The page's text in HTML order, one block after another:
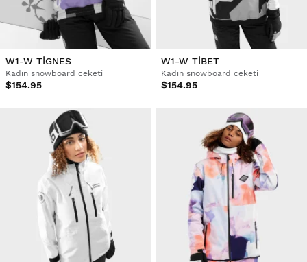
W1-W TIGNES
Kadın snowboard ceketi
$154.95
W1-W TIBET
Kadın snowboard ceketi
$154.95